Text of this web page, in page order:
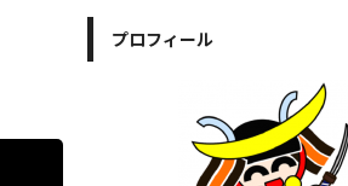
プロフィール